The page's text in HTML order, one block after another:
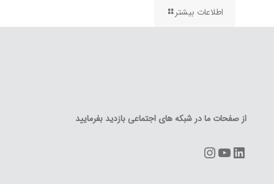
اطلاعات بیشتر
از صفحات ما در شبکه های اجتماعی بازدید بفرمایید
LinkedIn
YouTube
Instagram